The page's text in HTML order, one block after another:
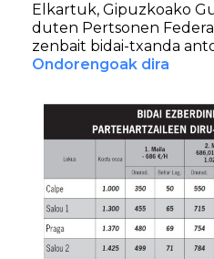
Elkartuk, Gipuzkoako
duten Pertsonen
zenbait bidai-txanda
Ondorengoak dira